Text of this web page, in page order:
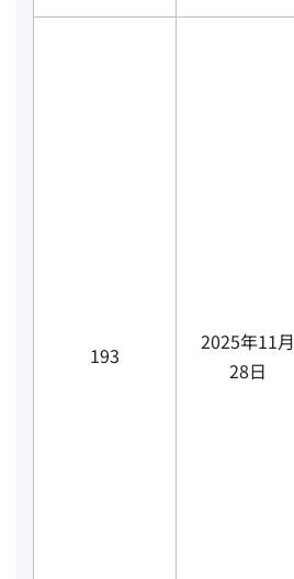
193
2025年11月
28日